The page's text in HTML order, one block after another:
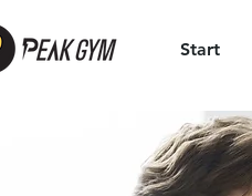
Start